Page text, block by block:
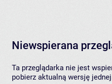
Niewspierana
Ta przeglądarka nie jest
pobierz aktualną wersję